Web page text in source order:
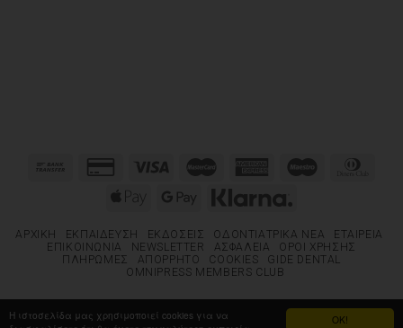
OK!
Η ιστοσελίδα μας χρησιμοποιεί cookies για να
ΑΡΧΙΚΉ ΕΚΠΑΊΔΕΥΣΗ ΕΚΔΌΣΕΙΣ ΟΔΟΝΤΙΑΤΡΙΚΆ ΝΈΑ
ΕΤΑΙΡΕΊΑ
ΕΠΙΚΟΙΝΩΝΊΑ
NEWSLETTER ΑΣΦΆΛΕΙΑ
ΌΡΟΙ ΧΡΉΣΗΣ
ΠΛΗΡΩΜΈΣ
ΑΠΌΡΡΗΤΟ COOKIES
GIDE DENTAL
OMNIPRESS MEMBERS CLUB